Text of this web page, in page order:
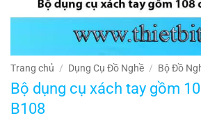
Trang chủ / Dụng Cụ Đồ Nghề / Bộ Đồ
Bộ dụng cụ xách tay gồm
B108